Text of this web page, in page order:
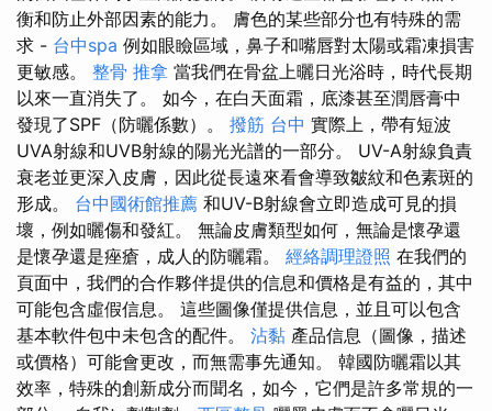
衡和防止外部因素的能力。 膚色的某些部分也有特殊的需
求 - 台中spa 例如眼瞼區域，鼻子和嘴唇對太陽或霜凍損害
更敏感。 整骨 推拿 當我們在骨盆上曬日光浴時，時代長期
以來一直消失了。 如今，在白天面霜，底漆甚至潤唇膏中
發現了SPF（防曬係數）。 撥筋 台中 實際上，帶有短波
UVA射線和UVB射線的陽光光譜的一部分。 UV-A射線負責
衰老並更深入皮膚，因此從長遠來看會導致皺紋和色素斑的
形成。 台中國術館推薦 和UV-B射線會立即造成可見的損
壞，例如曬傷和發紅。 無論皮膚類型如何，無論是懷孕還
是懷孕還是痤瘡，成人的防曬霜。 經絡調理證照 在我們的
頁面中，我們的合作夥伴提供的信息和價格是有益的，其中
可能包含虛假信息。 這些圖像僅提供信息，並且可以包含
基本軟件包中未包含的配件。 沾黏 產品信息（圖像，描述
或價格）可能會更改，而無需事先通知。 韓國防曬霜以其
效率，特殊的創新成分而聞名，如今，它們是許多常規的一